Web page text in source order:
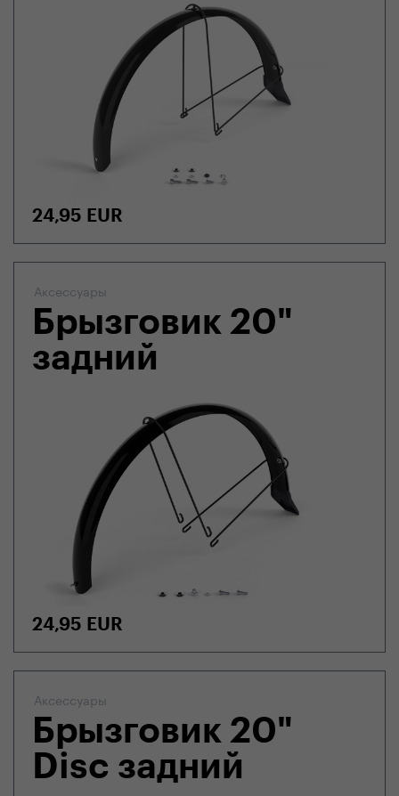
24,95 EUR
Аксессуары
Брызговик 20"
задний
24,95 EUR
Аксессуары
Брызговик 20"
Disc задний